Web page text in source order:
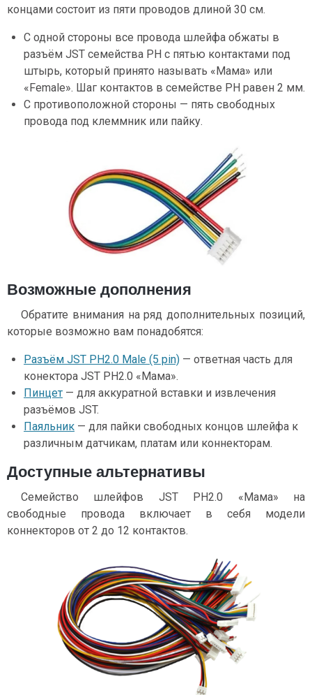
концами состоит из пяти проводов длиной 30 см.
С одной стороны все провода шлейфа обжаты в
разъём JST семейства PH c пятью контактами под
штырь, который принято называть «Мама» или
«Female». Шаг контактов в семействе PH равен 2 мм.
С противоположной стороны — пять свободных
провода под клеммник или пайку.
Возможные дополнения
Обратите внимания на ряд дополнительных позиций,
которые возможно вам понадобятся:
Разъём JST PH2.0 Male (5 pin) — ответная часть для
конектора JST PH2.0 «Мама».
Пинцет — для аккуратной вставки и извлечения
разъёмов JST.
Паяльник — для пайки свободных концов шлейфа к
различным датчикам, платам или коннекторам.
Доступные альтернативы
Семейство шлейфов JST PH2.0 «Мама» на
свободные провода включает в себя модели
коннекторов от 2 до 12 контактов.